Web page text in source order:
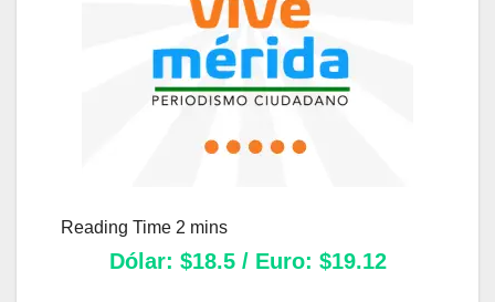
Dólar: $18.5 / Euro: $19.12